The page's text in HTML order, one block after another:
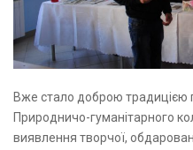
Вже стало доброю традицією
Природничо-гуманітарного
виявлення творчої,